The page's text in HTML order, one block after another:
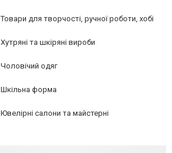
Товари для творчості, ручної роботи, хобі
Хутряні та шкіряні вироби
Чоловічий одяг
Шкільна форма
Ювелірні салони та майстерні